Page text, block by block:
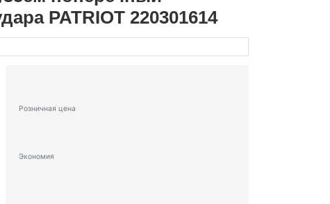
PATRIOT 220301614
Розничная цена
Экономия